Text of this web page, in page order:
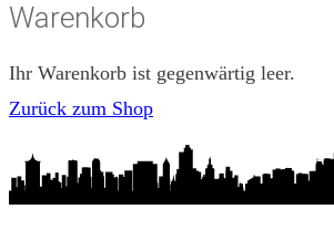
Warenkorb
Ihr Warenkorb ist gegenwärtig leer.
Zurück zum Shop